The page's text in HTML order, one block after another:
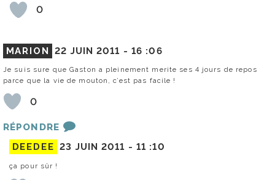
0
MARION 22 JUIN 2011 - 16 :06
Je suis sure que Gaston a pleinement merite ses 4 jours de repos
parce que la vie de mouton, c’est pas facile !
0
RÉPONDRE
DEEDEE 23 JUIN 2011 - 11 :10
ça pour sûr !